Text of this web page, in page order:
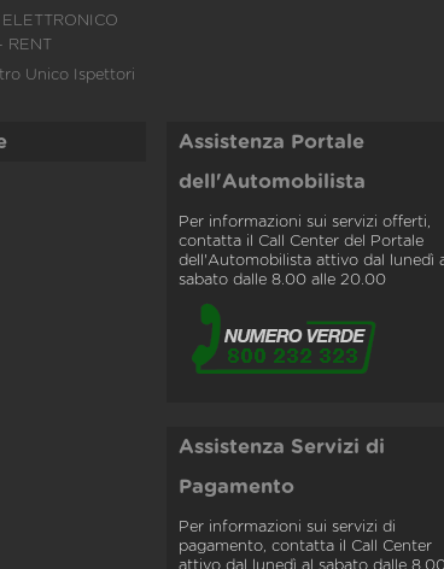
ELETTRONICO
RENT
Unico Ispettori
Assistenza Portale
dell'Automobilista
Per informazioni sui servizi offerti,
contatta il Call Center del Portale
dell'Automobilista attivo dal lunedì
sabato dalle 8.00 alle 20.00
Assistenza Servizi di
Pagamento
Per informazioni sui servizi di
pagamento, contatta il Call Center